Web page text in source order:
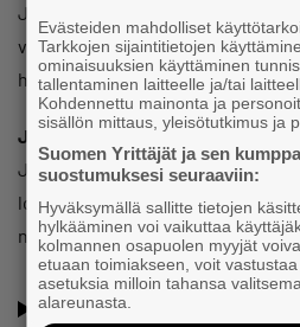
Jäsenetu on tarkoitettu kaikille
valtakunnallisesti. Edun voi
henkilökohtaisesti.
Jäsen, näin lunastat edun!
Jos
Jäsenpalveluun, edun
lopussa olevasta tietokentästä.
näy,kirjaudu Jäsenpalveluun.
Tutustu Youpretin muihin etuihin
Evästeiden mahdolliset
Tarkkojen sijaintitietojen
ominaisuuksien käyttäminen
tallentaminen laitteelle ja/tai
Kohdennettu mainonta ja
sisällön mittaus, yleisötutkimus ja
Suomen Yrittäjät ja sen
suostumuksesi seuraaviin:
Hyväksymällä sallitte tietojen
hylkääminen voi vaikuttaa
kolmannen osapuolen myyjät
etuaan toimiakseen, voit
asetuksia milloin tahansa
alareunasta.